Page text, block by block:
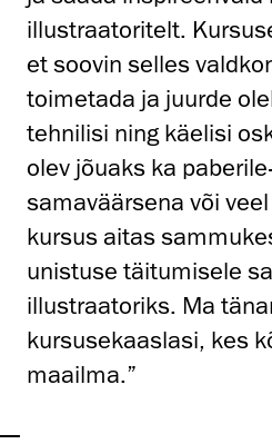
illustraatoritelt.
et soovin selles
toimetada ja juurde
tehnilisi ning käelisi
olev jõuaks ka
samaväärsena või
kursus aitas
unistuse täitumisele
illustraatoriks. Ma
kursusekaaslasi, kes
maailma.”